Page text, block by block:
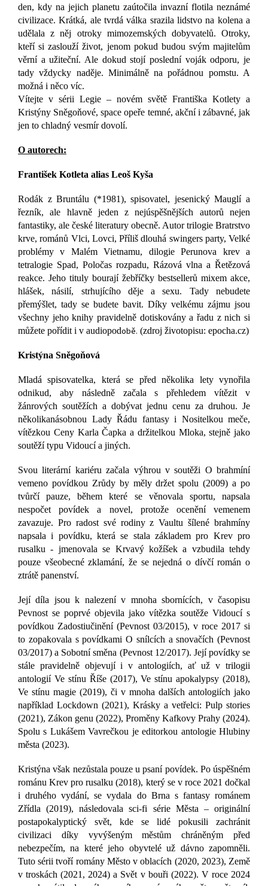
den, kdy na jejich planetu zaútočila invazní flotila neznámé
civilizace. Krátká, ale tvrdá válka srazila lidstvo na kolena a
udělala z něj otroky mimozemských dobyvatelů. Otroky,
kteří si zaslouží život, jenom pokud budou svým majitelům
věrní a užiteční. Ale dokud stojí poslední voják odporu, je
tady vždycky naděje. Minimálně na pořádnou pomstu. A
možná i něco víc.
Vítejte v sérii Legie – novém světě Františka Kotlety a
Kristýny Sněgoňové, space opeře temné, akční i zábavné, jak
jen to chladný vesmír dovolí.
O autorech:
František Kotleta alias Leoš Kyša
Rodák z Bruntálu (*1981), spisovatel, jesenický Mauglí a
řezník, ale hlavně jeden z nejúspěšnějších autorů nejen
fantastiky, ale české literatury obecně. Autor trilogie Bratrstvo
krve, románů Vlci, Lovci, Příliš dlouhá swingers party, Velké
problémy v Malém Vietnamu, dilogie Perunova krev a
tetralogie Spad, Poločas rozpadu, Rázová vlna a Řetězová
reakce. Jeho tituly bourají žebříčky bestsellerů mixem akce,
hlášek, násilí, strhujícího děje a sexu. Tady nebudete
přemýšlet, tady se budete bavit. Díky velkému zájmu jsou
všechny jeho knihy pravidelně dotiskovány a řadu z nich si
můžete pořídit i v audiopodobě. (zdroj životopisu: epocha.cz)
Kristýna Sněgoňová
Mladá spisovatelka, která se před několika lety vynořila
odnikud, aby následně začala s přehledem vítězit v
žánrových soutěžích a dobývat jednu cenu za druhou. Je
několikanásobnou Lady Řádu fantasy i Nositelkou meče,
vítězkou Ceny Karla Čapka a držitelkou Mloka, stejně jako
soutěží typu Vidoucí a jiných.
Svou literární kariéru začala výhrou v soutěži O brahmíní
vemeno povídkou Zrůdy by měly držet spolu (2009) a po
tvůrčí pauze, během které se věnovala sportu, napsala
nespočet povídek a novel, protože ocenění vemenem
zavazuje. Pro radost své rodiny z Vaultu šílené brahmíny
napsala i povídku, která se stala základem pro Krev pro
rusalku - jmenovala se Krvavý kožíšek a vzbudila tehdy
pouze všeobecné zklamání, že se nejedná o dívčí román o
ztrátě panenství.
Její díla jsou k nalezení v mnoha sbornících, v časopisu
Pevnost se poprvé objevila jako vítězka soutěže Vidoucí s
povídkou Zadostiučinění (Pevnost 03/2015), v roce 2017 si
to zopakovala s povídkami O snílcích a snovačích (Pevnost
03/2017) a Sobotní směna (Pevnost 12/2017). Její povídky se
stále pravidelně objevují i v antologiích, ať už v trilogii
antologií Ve stínu Říše (2017), Ve stínu apokalypsy (2018),
Ve stínu magie (2019), či v mnoha dalších antologiích jako
například Lockdown (2021), Krásky a vetřelci: Pulp stories
(2021), Zákon genu (2022), Proměny Kafkovy Prahy (2024).
Spolu s Lukášem Vavrečkou je editorkou antologie Hlubiny
města (2023).
Kristýna však nezůstala pouze u psaní povídek. Po úspěšném
románu Krev pro rusalku (2018), který se v roce 2021 dočkal
i druhého vydání, se vydala do Brna s fantasy románem
Zřídla (2019), následovala sci-fi série Města – originální
postapokalyptický svět, kde se lidé pokusili zachránit
civilizaci díky vyvýšeným městům chráněným před
nebezpečím, na které jeho obyvtelé už dávno zapomněli.
Tuto sérii tvoří romány Město v oblacích (2020, 2023), Země
v troskách (2021, 2024) a Svět v bouři (2022). V roce 2024